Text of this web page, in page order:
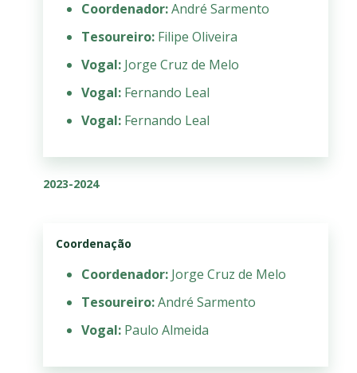
Coordenador:André Sarmento
Tesoureiro: Filipe Oliveira
Vogal: Jorge Cruz de Melo
Vogal: Fernando Leal
Vogal: Fernando Leal
2023-2024
Coordenação
Coordenador: Jorge Cruz de Melo
Tesoureiro:André Sarmento
Vogal: Paulo Almeida